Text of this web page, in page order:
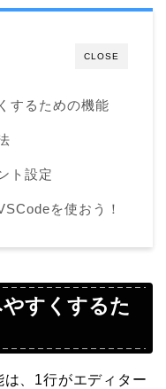
CLOSE
するための機能
ト設定
を使おう！
すくするた
、1行がエディター